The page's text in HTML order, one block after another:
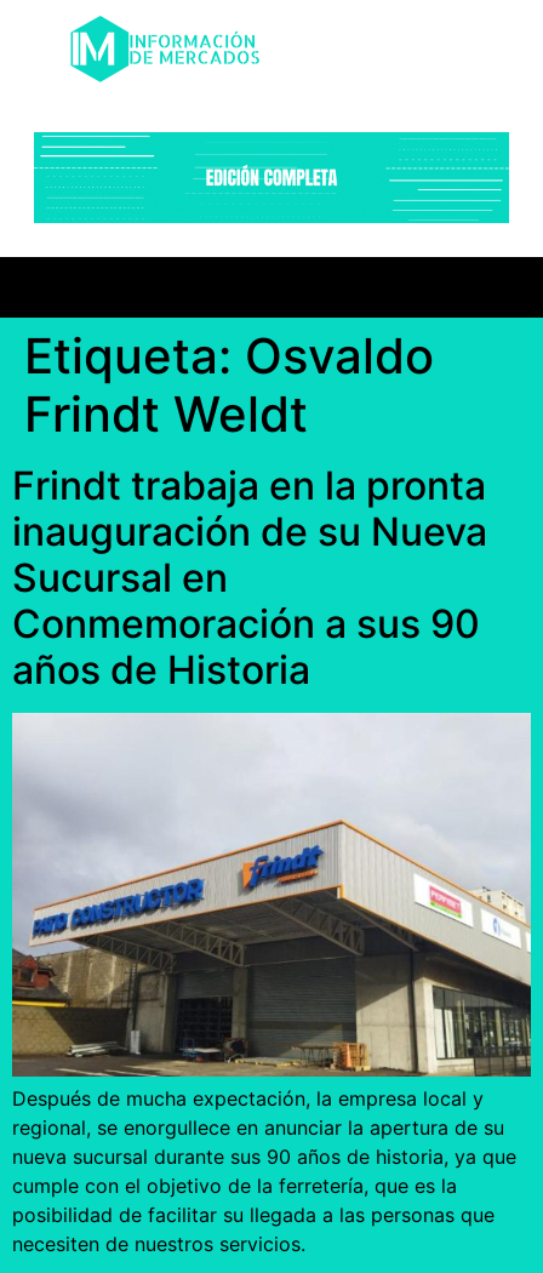
Etiqueta: Osvaldo
Frindt Weldt
Frindt trabaja en la pronta
inauguración de su Nueva
Sucursal en
Conmemoración a sus 90
años de Historia
Después de mucha expectación, la empresa local y
regional, se enorgullece en anunciar la apertura de su
nueva sucursal durante sus 90 años de historia, ya que
cumple con el objetivo de la ferretería, que es la
posibilidad de facilitar su llegada a las personas que
necesiten de nuestros servicios.